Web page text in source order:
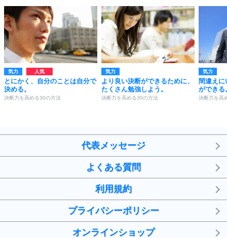
気力
とにかく、自分のことは自分で
決める。
決断力を高める30の方法
気力
より良い決断ができるために、
たくさん勉強しよう。
決断力を高める30の方法
気力
間違え
ができる
決断力を高
代表メッセージ
よくある質問
利用規約
プライバシーポリシー
オンラインショップ